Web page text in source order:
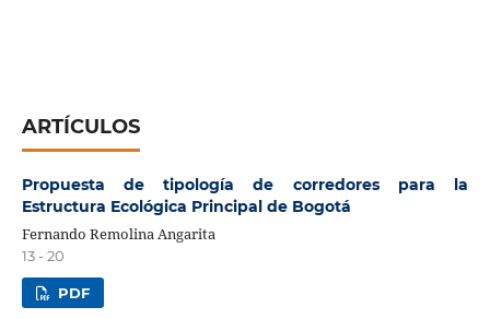
ARTÍCULOS
Propuesta de tipología de corredores para la
Estructura Ecológica Principal de Bogotá
Fernando Remolina Angarita
13 - 20
PDF